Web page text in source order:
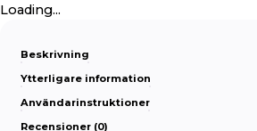
Loading...
Beskrivning
Ytterligare information
Användarinstruktioner
Recensioner (0)